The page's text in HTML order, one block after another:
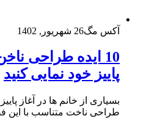
آکس مگ26 شهریور, 1402
10 ایده طراحی
پاییز خود نمایی کنید
بسیاری از خانم ها در آغاز
طراحی ناخت متناسب با این